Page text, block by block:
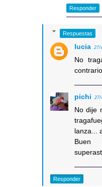
Responder
Respuestas
lucia 27/
No
contrario.
pichi 27/
No dije
lanza...
Buen
Responder